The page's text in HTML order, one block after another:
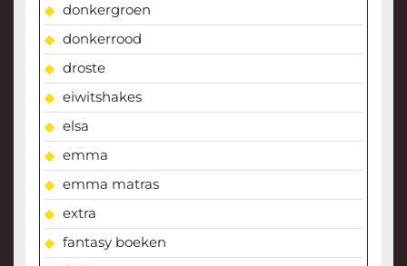
donkergroen
donkerrood
droste
eiwitshakes
elsa
emma
emma matras
extra
fantasy boeken